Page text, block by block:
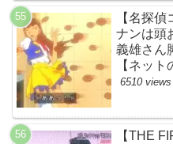
BMSG
ト】
【名探
ナンは頭
義雄さん
【ネッ
笑顔を消
6510 views
【THE